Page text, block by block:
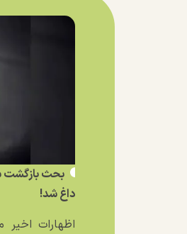
بحث بازگشت
داغ شد!
اظهارات